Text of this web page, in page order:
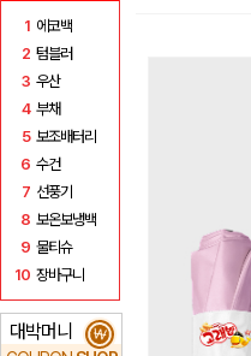
1 에코백
2 텀블러
3 우산
4 부채
5 보조배터리
6 수건
7 선풍기
8 보온보냉백
9 물티슈
10 장바구니
대박머니 ₩